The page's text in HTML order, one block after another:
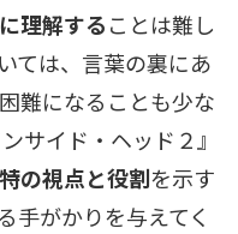
理解することは難し
ては、言葉の裏にあ
難になることも少な
サイド・ヘッド２』
の視点と役割を示す
手がかりを与えてく